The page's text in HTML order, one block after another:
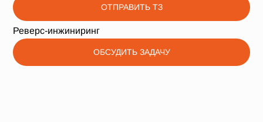
ОТПРАВИТЬ ТЗ
Реверс-инжиниринг
ОБСУДИТЬ ЗАДАЧУ